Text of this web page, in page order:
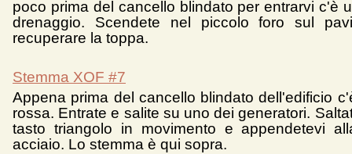
poco prima del cancello blindato per entrarvi c'è
drenaggio. Scendete nel piccolo foro sul
recuperare la toppa.
Stemma XOF #7
Appena prima del cancello blindato dell'edificio
rossa. Entrate e salite su uno dei generatori.
tasto triangolo in movimento e appendetevi
acciaio. Lo stemma è qui sopra.